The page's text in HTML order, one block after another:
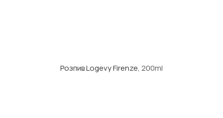
Розпив Logevy Firenze, 200ml